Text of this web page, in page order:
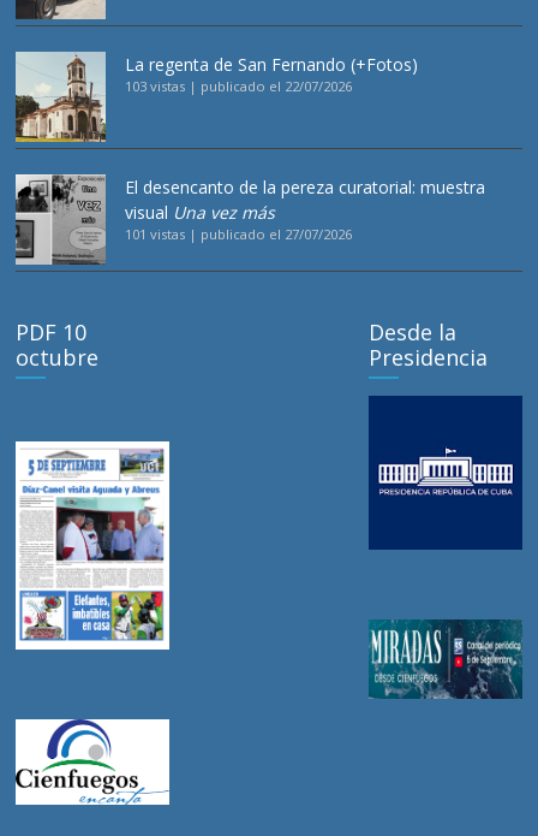
La regenta de San Fernando (+Fotos)
103 vistas | publicado el 22/07/2026
El desencanto de la pereza curatorial: muestra
visual Una vez más
101 vistas | publicado el 27/07/2026
PDF 10
octubre
Desde la
Presidencia